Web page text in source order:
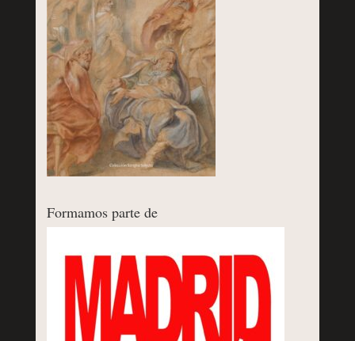
Formamos parte de